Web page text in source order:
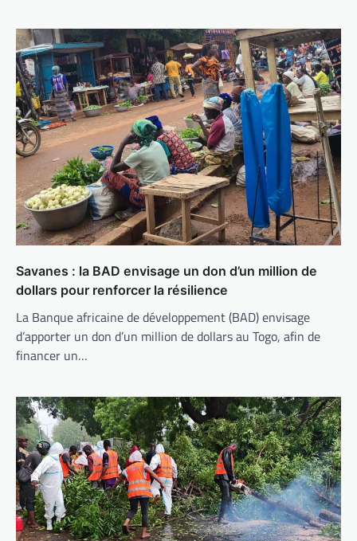
Savanes : la BAD envisage un don d’un million de
dollars pour renforcer la résilience
La Banque africaine de développement (BAD) envisage
d’apporter un don d’un million de dollars au Togo, afin de
financer un…